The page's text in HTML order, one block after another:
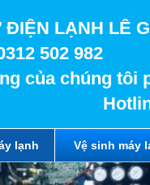
ĐIỆN LẠNH LÊ
502 982
của chúng tôi
lạnh Vệ sinh máy